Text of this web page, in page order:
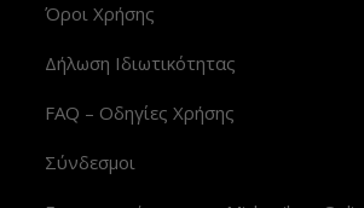
Όροι Χρήσης
Δήλωση Ιδιωτικότητας
FAQ – Οδηγίες Χρήσης
Σύνδεσμοι